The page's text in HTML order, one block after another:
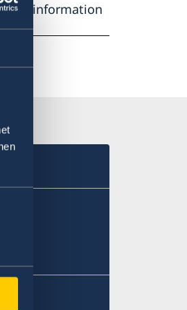
information
.